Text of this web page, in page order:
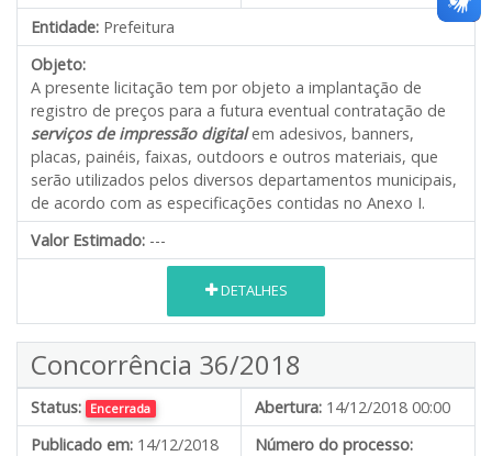
Entidade: Prefeitura
Objeto:
A presente licitação tem por objeto a implantação de
registro de preços para a futura eventual contratação de
serviços de impressão digitalem adesivos, banners,
placas, painéis, faixas, outdoors e outros materiais, que
serão utilizados pelos diversos departamentos municipais,
de acordo com as especificações contidas no Anexo I.
Valor Estimado: ---
DETALHES
Concorrência 36/2018
Status: Encerrada Abertura: 14/12/2018 00:00
Publicado em: 14/12/2018
Número do processo: